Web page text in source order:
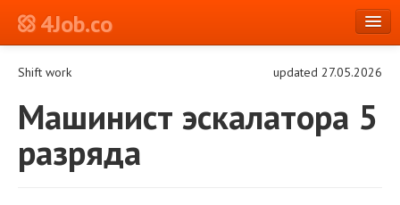
4Job.co
Shift work updated 27.05.2026
Машинист эскалатора 5
разряда